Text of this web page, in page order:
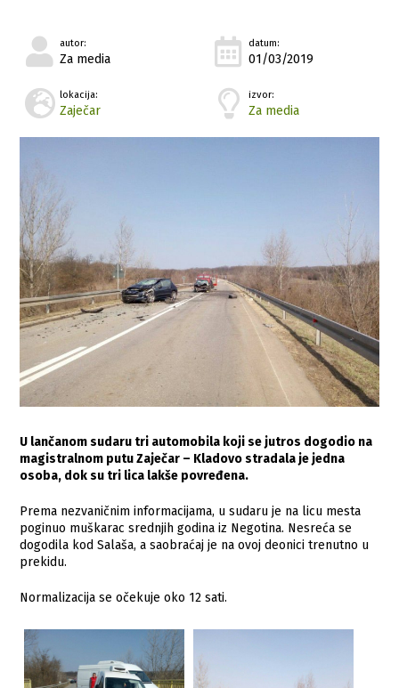
autor:
Za media
datum:
01/03/2019
lokacija:
Zaječar
izvor:
Za media
U lančanom sudaru tri automobila koji se jutros dogodio na
magistralnom putu Zaječar – Kladovo stradala je jedna
osoba, dok su tri lica lakše povređena.
Prema nezvaničnim informacijama, u sudaru je na licu mesta
poginuo muškarac srednjih godina iz Negotina. Nesreća se
dogodila kod Salaša, a saobraćaj je na ovoj deonici trenutno u
prekidu.
Normalizacija se očekuje oko 12 sati.